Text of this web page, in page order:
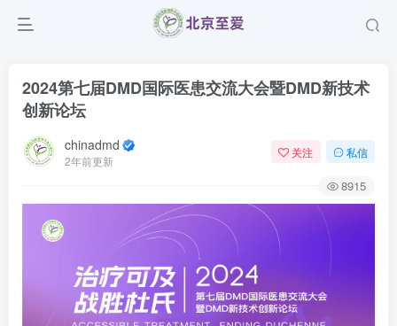
2024第七届DMD国际医患交流大会暨DMD新技术
创新论坛
chinadmd
2年前更新
关注 私信
8915